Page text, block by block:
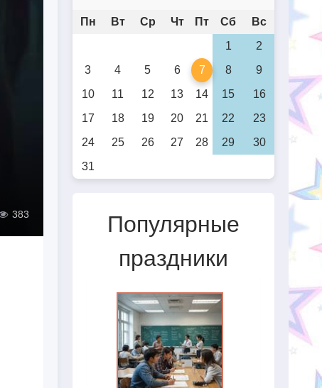
383
Пн Вт Ср Чт Пт Сб
Вс
1
2
3
4 5 6 7 8
9
10
11 12 13 14 15
16
17
18 19 20 21 22
23
24
25 26 27 28 29
30
31
Популярные
праздники